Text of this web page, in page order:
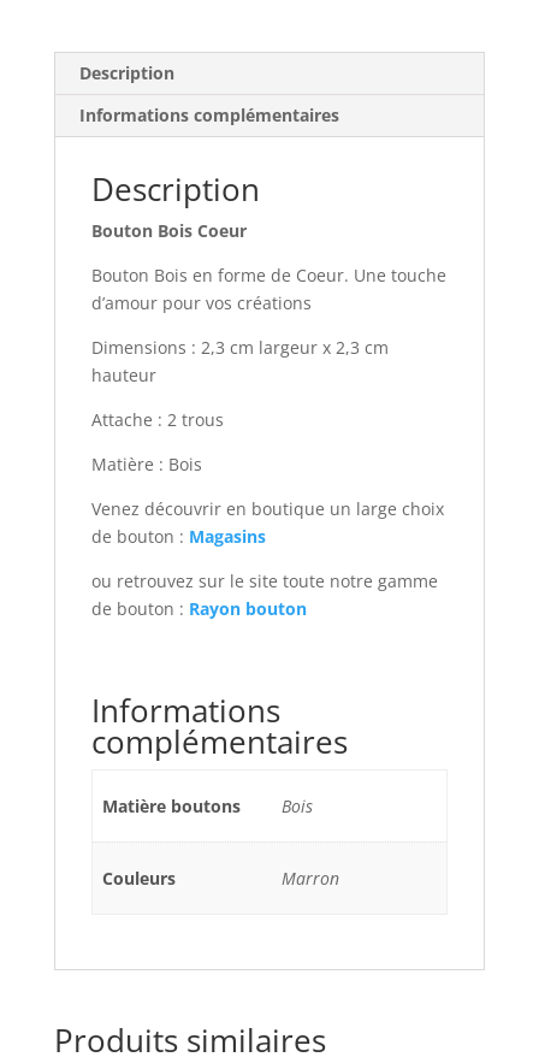
Description
Informations complémentaires
Description
Bouton Bois Coeur
Bouton Bois en forme de Coeur. Une touche
d’amour pour vos créations
Dimensions : 2,3 cm largeur x 2,3 cm
hauteur
Attache : 2 trous
Matière : Bois
Venez découvrir en boutique un large choix
de bouton : Magasins
ou retrouvez sur le site toute notre gamme
de bouton : Rayon bouton
Informations
complémentaires
Matière boutons Bois
Couleurs Marron
Produits similaires